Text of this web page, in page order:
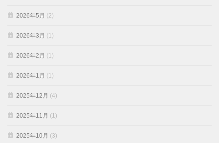
2026年5月 (2)
2026年3月 (1)
2026年2月 (1)
2026年1月 (1)
2025年12月 (4)
2025年11月 (1)
2025年10月 (3)